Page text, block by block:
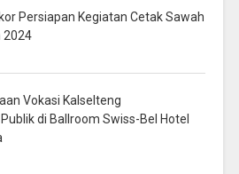
Persiapan Kegiatan Cetak Sawah
2024
Vokasi Kalselteng
di Ballroom Swiss-Bel Hotel